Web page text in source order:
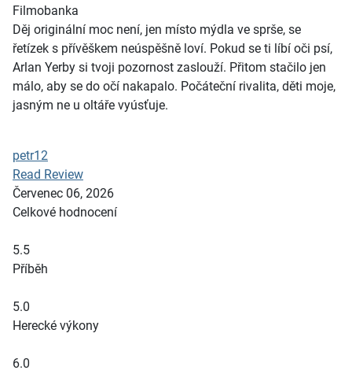
Filmobanka
Děj originální moc není, jen místo mýdla ve sprše, se
řetízek s přívěškem neúspěšně loví. Pokud se ti líbí oči psí,
Arlan Yerby si tvoji pozornost zaslouží. Přitom stačilo jen
málo, aby se do očí nakapalo. Počáteční rivalita, děti moje,
jasným ne u oltáře vyúsťuje.
petr12
Read Review
Červenec 06, 2026
Celkové hodnocení
5.5
Příběh
5.0
Herecké výkony
6.0